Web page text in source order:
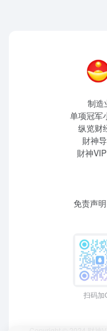
制造
单项冠军
纵览财
財神
財神
免责声明
扫码加